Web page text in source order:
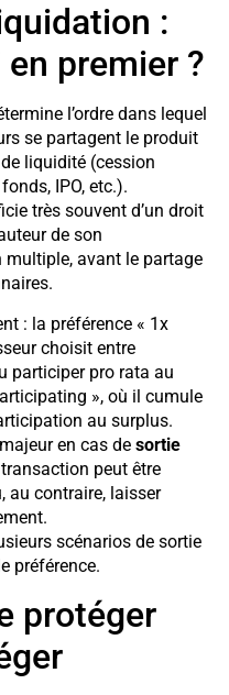
:
premier ?
l’ordre dans lequel
se partagent le produit
de liquidité (cession
IPO, etc.).
très souvent d’un droit
de son
avant le partage
: la préférence « 1x
choisit entre
participer pro rata au
», où il cumule
au surplus.
en cas de sortie
peut être
au contraire, laisser
scénarios de sortie
préférence.
protéger